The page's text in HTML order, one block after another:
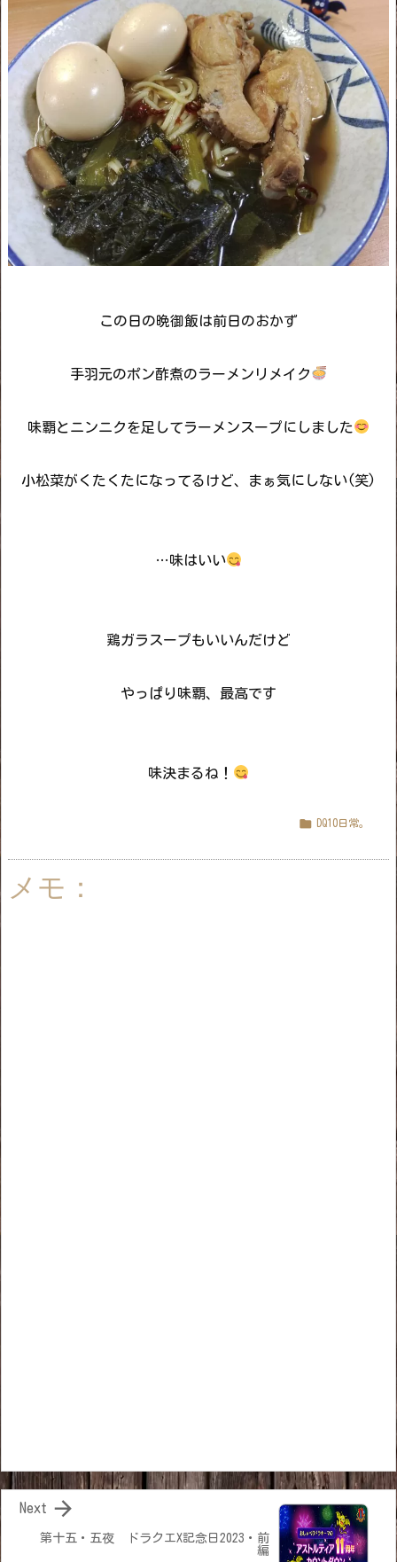
この日の晩御飯は前日のおかず
手羽元のポン酢煮のラーメンリメイク
味覇とニンニクを足してラーメンスープにしました
小松菜がくたくたになってるけど、まぁ気にしない(笑)
…味はいい
鶏ガラスープもいいんだけど
やっぱり味覇、最高です
味決まるね！
 DQ10日常。
メモ：
第十五・五夜 ドラクエX記念日2023・前
編

Next